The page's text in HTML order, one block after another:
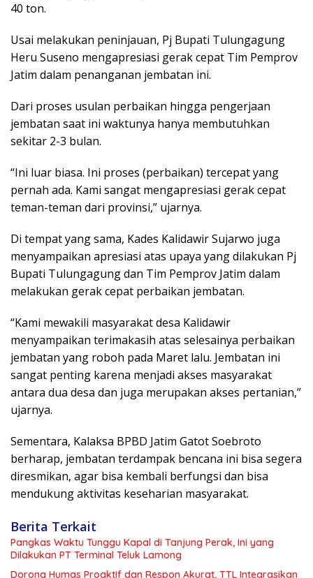
40 ton.
Usai melakukan peninjauan, Pj Bupati Tulungagung
Heru Suseno mengapresiasi gerak cepat Tim Pemprov
Jatim dalam penanganan jembatan ini.
Dari proses usulan perbaikan hingga pengerjaan
jembatan saat ini waktunya hanya membutuhkan
sekitar 2-3 bulan.
“Ini luar biasa. Ini proses (perbaikan) tercepat yang
pernah ada. Kami sangat mengapresiasi gerak cepat
teman-teman dari provinsi,” ujarnya.
Di tempat yang sama, Kades Kalidawir Sujarwo juga
menyampaikan apresiasi atas upaya yang dilakukan Pj
Bupati Tulungagung dan Tim Pemprov Jatim dalam
melakukan gerak cepat perbaikan jembatan.
“Kami mewakili masyarakat desa Kalidawir
menyampaikan terimakasih atas selesainya perbaikan
jembatan yang roboh pada Maret lalu. Jembatan ini
sangat penting karena menjadi akses masyarakat
antara dua desa dan juga merupakan akses pertanian,”
ujarnya.
Sementara, Kalaksa BPBD Jatim Gatot Soebroto
berharap, jembatan terdampak bencana ini bisa segera
diresmikan, agar bisa kembali berfungsi dan bisa
mendukung aktivitas keseharian masyarakat.
Berita Terkait
Pangkas Waktu Tunggu Kapal di Tanjung Perak, Ini yang
Dilakukan PT Terminal Teluk Lamong
Dorong Humas Proaktif dan Respon Akurat, TTL Integrasikan